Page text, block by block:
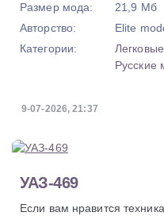
Размер мода:
21,9 Мб
Авторство:
Elite
Категории:
Русские
9-07-2026, 21:37
УАЗ-469
Если вам нравится